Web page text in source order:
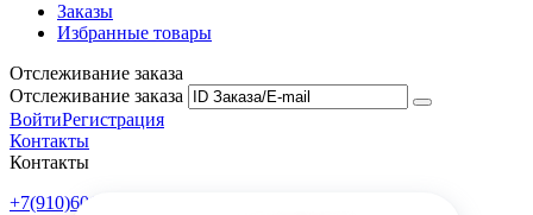
Заказы
Избранные товары
Отслеживание заказа
Отслеживание заказа
ВойтиРегистрация
Контакты
Контакты
+7(910)601-10-10